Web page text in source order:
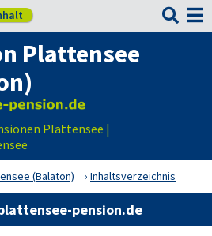

Plattensee
Plattensee |
(Balaton) Inhaltsverzeichnis
pension.de